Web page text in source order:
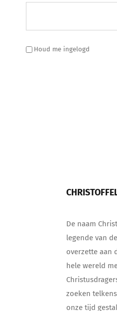
Houd me ingelogd
De naam
legende van
overzette aan
hele wereld
zoeken
onze tijd